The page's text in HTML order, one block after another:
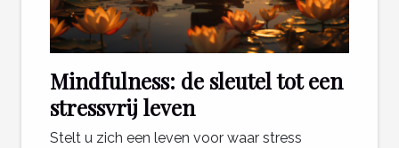
Mindfulness: de sleutel tot een
stressvrij leven
Stelt u zich een leven voor waar stress